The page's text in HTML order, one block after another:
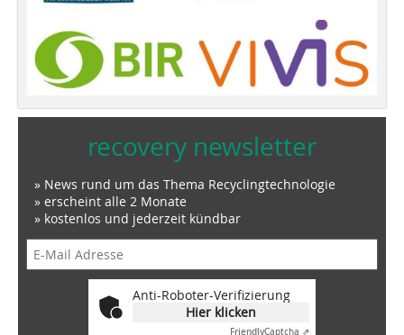
recovery newsletter
» News rund um das Thema Recyclingtechnologie
» erscheint alle 2 Monate
» kostenlos und jederzeit kündbar
Anti-Roboter-Verifizierung
Hier klicken
FriendlyCaptcha ⇗